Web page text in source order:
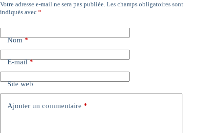
Votre adresse e-mail ne sera pas publiée. Les champs obligatoires sont
indiqués avec *
Nom*
E-mail*
Site web
Ajouter un commentaire *
A
l
r
n
a
v
e